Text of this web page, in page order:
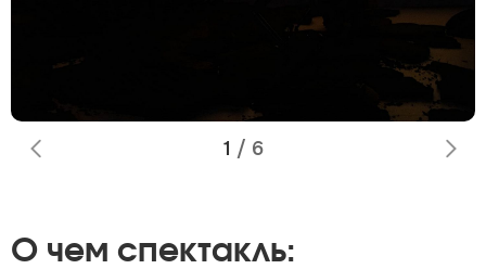
1 / 6
О чем спектакль: